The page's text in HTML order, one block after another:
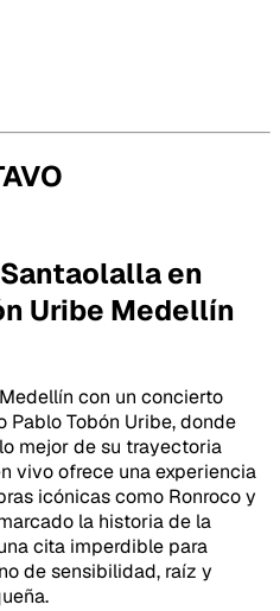
en
Uribe Medellín
con un concierto
Pablo Tobón Uribe, donde
mejor de su trayectoria
vivo ofrece una experiencia
icónicas como Ronroco y
la historia de la
cita imperdible para
de sensibilidad, raíz y